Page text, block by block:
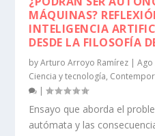
MÁQUINAS?
INTELIGENCIA
DESDE LA FILOSOFÍA
byArturo Arroyo Ramírez |Ago
Ciencia y tecnología,
|
Ensayo que aborda el
autómata y las